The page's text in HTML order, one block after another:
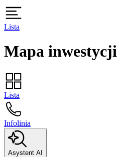
Lista
Mapa inwestycji
Lista
Infolinia
Asystent AI